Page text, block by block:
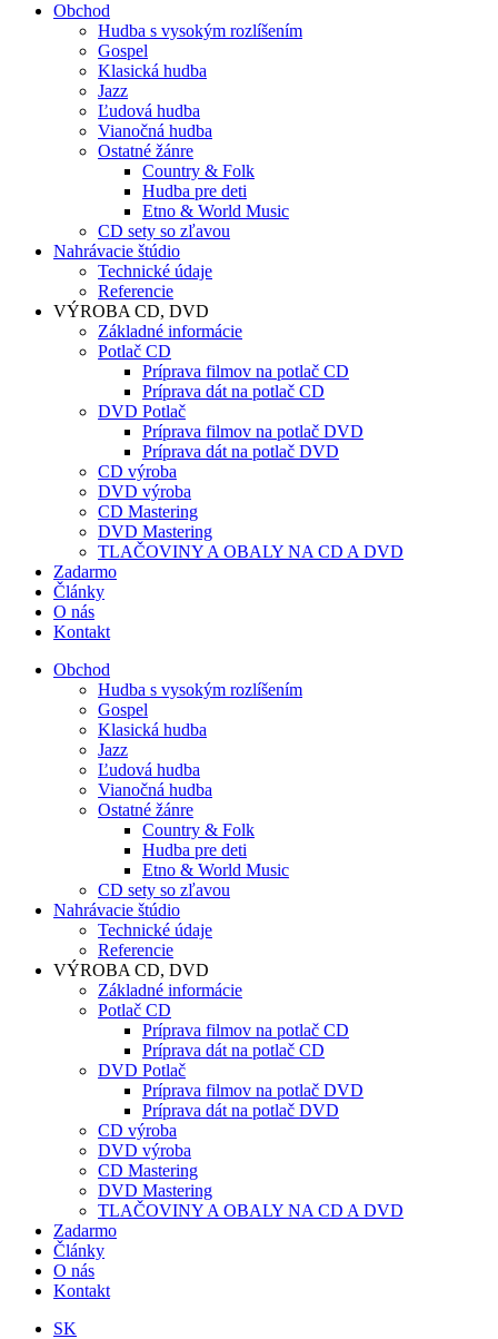
Obchod
Hudba s vysokým rozlíšením
Gospel
Klasická hudba
Jazz
Ľudová hudba
Vianočná hudba
Ostatné žánre
Country & Folk
Hudba pre deti
Etno & World Music
CD sety so zľavou
Nahrávacie štúdio
Technické údaje
Referencie
VÝROBA CD, DVD
Základné informácie
Potlač CD
Príprava filmov na potlač CD
Príprava dát na potlač CD
DVD Potlač
Príprava filmov na potlač DVD
Príprava dát na potlač DVD
CD výroba
DVD výroba
CD Mastering
DVD Mastering
TLAČOVINY A OBALY NA CD A DVD
Zadarmo
Články
O nás
Kontakt
Obchod
Hudba s vysokým rozlíšením
Gospel
Klasická hudba
Jazz
Ľudová hudba
Vianočná hudba
Ostatné žánre
Country & Folk
Hudba pre deti
Etno & World Music
CD sety so zľavou
Nahrávacie štúdio
Technické údaje
Referencie
VÝROBA CD, DVD
Základné informácie
Potlač CD
Príprava filmov na potlač CD
Príprava dát na potlač CD
DVD Potlač
Príprava filmov na potlač DVD
Príprava dát na potlač DVD
CD výroba
DVD výroba
CD Mastering
DVD Mastering
TLAČOVINY A OBALY NA CD A DVD
Zadarmo
Články
O nás
Kontakt
SK